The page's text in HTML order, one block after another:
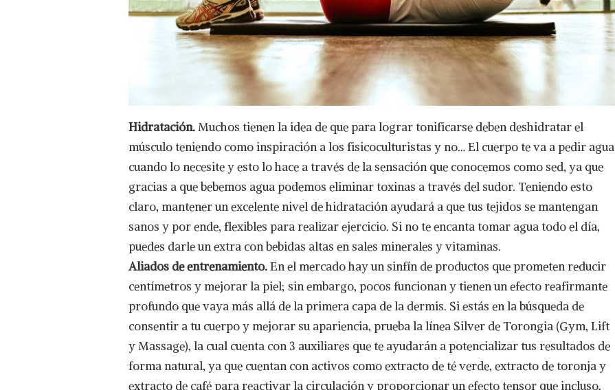
Hidratación.Muchos tienen la idea de que para lograr tonificarse deben deshidratar el
músculo teniendo como inspiración a los fisicoculturistas y no… El cuerpo te va a pedir agua
cuando lo necesite y esto lo hace a través de la sensación que conocemos como sed, ya que
gracias a que bebemos agua podemos eliminar toxinas a través del sudor. Teniendo esto
claro, mantener un excelente nivel de hidratación ayudará a que tus tejidos se mantengan
sanos y por ende, flexibles para realizar ejercicio. Si no te encanta tomar agua todo el día,
puedes darle un extra con bebidas altas en sales minerales y vitaminas.
Aliados de entrenamiento.En el mercado hay un sinfín de productos que prometen reducir
centímetros y mejorar la piel; sin embargo, pocos funcionan y tienen un efecto reafirmante
profundo que vaya más allá de la primera capa de la dermis. Si estás en la búsqueda de
consentir a tu cuerpo y mejorar su apariencia, prueba la línea Silver de Torongia (Gym, Lift
y Massage), la cual cuenta con 3 auxiliares que te ayudarán a potencializar tus resultados de
forma natural, ya que cuentan con activos como extracto de té verde, extracto de toronja y
extracto de café para reactivar la circulación y proporcionar un efecto tensor que incluso,